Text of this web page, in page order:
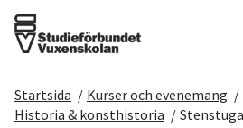
Det här gör vi
Startsida / Kurser och evenemang /
Historia & konsthistoria /